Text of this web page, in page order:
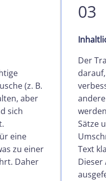
(z. B.
aber
sich
eine
zu einer
Daher
03
Der
Sätze
Text
Dieser